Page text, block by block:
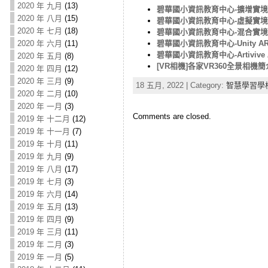
2020 年 九月 (13)
2020 年 八月 (15)
2020 年 七月 (18)
2020 年 六月 (11)
2020 年 五月 (8)
2020 年 四月 (12)
2020 年 三月 (9)
2020 年 二月 (10)
2020 年 一月 (3)
2019 年 十二月 (12)
2019 年 十一月 (7)
2019 年 十月 (11)
2019 年 九月 (9)
2019 年 八月 (17)
2019 年 七月 (3)
2019 年 六月 (14)
2019 年 五月 (13)
2019 年 四月 (9)
2019 年 三月 (11)
2019 年 二月 (3)
2019 年 一月 (5)
碧華國小資訊教育中心-擴增實境
碧華國小資訊教育中心-虛擬實境
碧華國小資訊教育中心-混合實境
碧華國小資訊教育中心-Unity
碧華國小資訊教育中心-Artivive
[VR相機]各家VR360全景相機簡
18 五月, 2022 | Category: 智慧學習學
Comments are closed.